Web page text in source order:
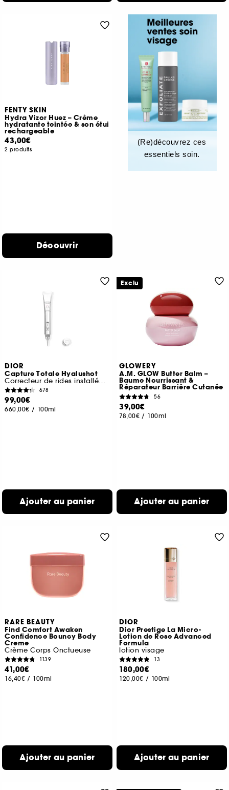
FENTY SKIN
Hydra Vizor Huez – Crème
hydratante teintée & son étui
rechargeable
43,00€
2 produits
Découvrir
(Re)découvrez ces
essentiels soin.
DIOR
Capture Totale Hyalushot
Correcteur de rides installées & 1ers signes de rides
678
99,00€
660,00€ / 100ml
Ajouter au panier
GLOWERY
A.M. GLOW Butter Balm –
Baume Nourrissant &
Réparateur Barrière Cutanée
56
39,00€
78,00€ / 100ml
Ajouter au panier
Exclu
RARE BEAUTY
Find Comfort Awaken
Confidence Bouncy Body
Creme
Crème Corps Onctueuse
1139
41,00€
16,40€ / 100ml
Ajouter au panier
DIOR
Dior Prestige La Micro-
Lotion de Rose Advanced
Formula
lotion visage
13
180,00€
120,00€ / 100ml
Ajouter au panier